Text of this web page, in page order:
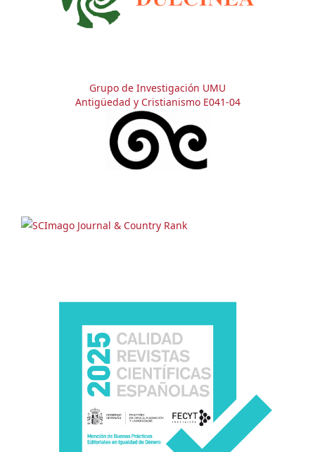
Grupo de Investigación UMU
Antigüedad y Cristianismo E041-04